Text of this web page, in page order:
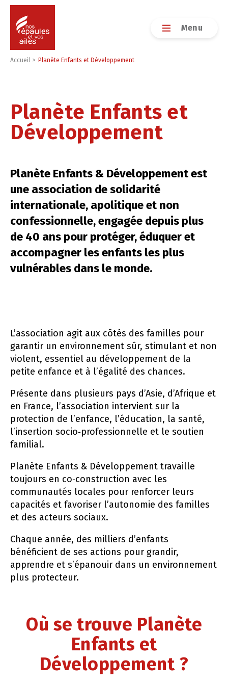
Menu
Accueil > Planète Enfants et Développement
Prix Atout Soleil
Présentation Atout Soleil
Kit de communication Atout Soleil
Le coin des associations
Chronique des associations
La boite à outils
Associations partenaires
Carte interactive – recherche thématique
Planète Enfants et
Développement
Planète Enfants & Développement est
une association de solidarité
internationale, apolitique et non
confessionnelle, engagée depuis plus
de 40 ans pour protéger, éduquer et
accompagner les enfants les plus
vulnérables dans le monde.
L’association agit aux côtés des familles pour
garantir un environnement sûr, stimulant et non
violent, essentiel au développement de la
petite enfance et à l’égalité des chances.
Présente dans plusieurs pays d’Asie, d’Afrique et
en France, l’association intervient sur la
protection de l’enfance, l’éducation, la santé,
l’insertion socio‑professionnelle et le soutien
familial.
Planète Enfants & Développement travaille
toujours en co‑construction avec les
communautés locales pour renforcer leurs
capacités et favoriser l’autonomie des familles
et des acteurs sociaux.
Chaque année, des milliers d’enfants
bénéficient de ses actions pour grandir,
apprendre et s’épanouir dans un environnement
plus protecteur.
Où se trouve Planète
Enfants et
Développement?